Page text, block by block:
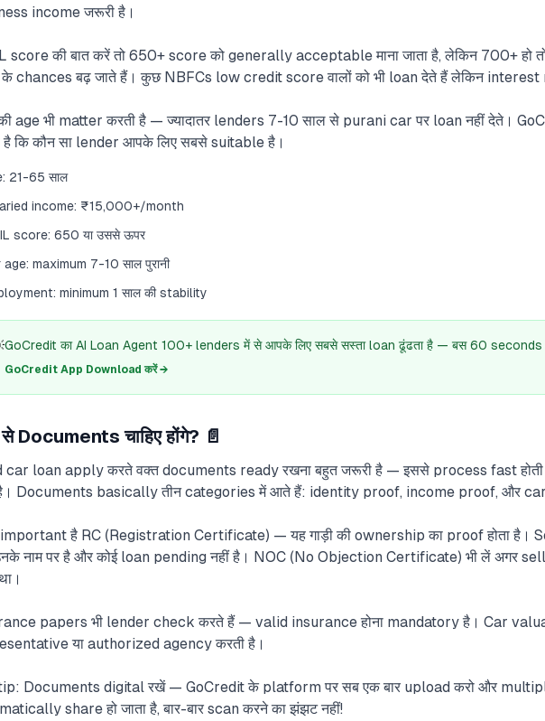
income जरूरी है।
score की बात करें तो 650+ score को generally acceptable माना जाता है, लेकिन 700+
के chances बढ़ जाते हैं। कुछ NBFCs low credit score वालों को भी loan देते हैं लेकिन interest
age भी matter करती है — ज्यादातर lenders 7-10 साल से purani car पर loan नहीं देते।
है कि कौन सा lender आपके लिए सबसे suitable है।
21-65 साल
income: ₹15,000+/month
score: 650 या उससे ऊपर
age: maximum 7-10 साल पुरानी
minimum 1 साल की stability
GoCredit का AI Loan Agent 100+ lenders में से आपके लिए सबसे सस्ता loan ढूंढता है — बस 60
GoCredit App Download करें →
Documents चाहिए होंगे? 📄
car loan apply करते वक्त documents ready रखना बहुत जरूरी है — इससे process fast
है। Documents basically तीन categories में आते हैं: identity proof, income proof, और
है RC (Registration Certificate) — यह गाड़ी की ownership का proof होता है।
नाम पर है और कोई loan pending नहीं है। NOC (No Objection Certificate) भी लें अगर
papers भी lender check करते हैं — valid insurance होना mandatory है। Car
या authorized agency करती है।
Documents digital रखें — GoCredit के platform पर सब एक बार upload करो और
share हो जाता है, बार-बार scan करने का झंझट नहीं!